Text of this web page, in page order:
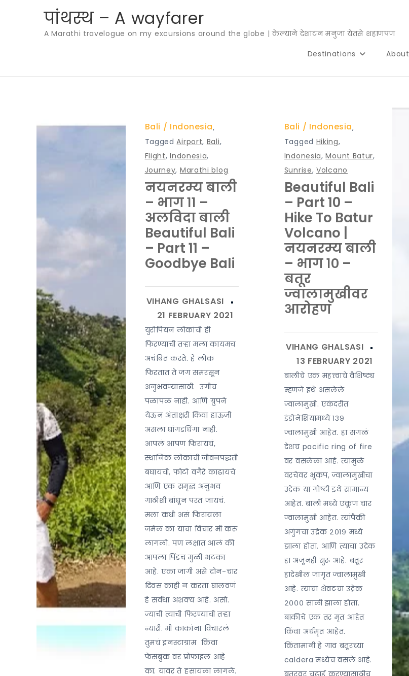
पांथस्थ – A wayfarer
A Marathi travelogue on my excursions around the globe | केल्याने देशाटन मनुजा येतसे शहाणपण
Destinations
About
Bali ,
Indonesia
TaggedAirport, Bali,
Flight,Indonesia,
Journey, Marathi blog
नयनरम्य बाली
– भाग ११ –
अलविदा बाली
Beautiful Bali
– Part 11 –
Goodbye Bali
युरोपियन लोकांची ही
फिरण्याची तऱ्हा मला कायमच
अचंबित करते. हे लोक
फिरतात ते जग समरसून
अनुभवण्यासाठी. उगीच
पळापळ नाही. आणि ग्रुपने
येऊन अंताक्षरी किंवा हाऊजी
असला धांगडधिंगा नाही.
आपलं आपण फिरायचं,
स्थानिक लोकांची जीवनपद्धती
बघायची, फोटो वगैरे काढायचे
आणि एक समृद्ध अनुभव
गाठीशी बांधून परत जायचं.
मला कधी असं फिरायला
जमेल का याचा विचार मी करू
लागलो. पण लक्षात आलं की
आपला पिंडच मुळी भटका
आहे. एका जागी असे दोन-चार
दिवस काही न करता घालवणं
हे सर्वथा अशक्य आहे. असो.
ज्याची त्याची फिरण्याची तऱ्हा
न्यारी. मी काकांना विचारलं
तुमचं इनस्टाग्राम किंवा
फेसबुक वर प्रोफाइल आहे
का. यावर ते हसायला लागले.
Bali ,
Indonesia
Tagged Hiking,
Indonesia,Mount Batur,
Sunrise,Volcano
Beautiful Bali
– Part 10 –
Hike To Batur
Volcano |
नयनरम्य बाली
– भाग १० –
बतूर
ज्वालामुखीवर
आरोहण
बालीचे एक महत्त्वाचे वैशिष्ट्य
म्हणजे इथे असलेले
ज्वालामुखी. एकंदरीत
इंडोनेशियामध्ये १३९
ज्वालामुखी आहेत. हा सगळं
देशच pacific ring of fire
वर वसलेला आहे. त्यामुळे
वरचेवर भूकंप, ज्वालामुखीचा
उद्रेक या गोष्टी इथे सामान्य
आहेत. बाली मध्ये एकूण चार
ज्वालामुखी आहेत. त्यांपैकी
अगुंगचा उद्रेक २०१९ मध्ये
झाला होता. आणि त्याचा उद्रेक
हा अजूनही सुरू आहे. बतूर
हादेखील जागृत ज्वालामुखी
आहे. त्याचा शेवटचा उद्रेक
२००० साली झाला होता.
बाकीचे एक तर मृत आहेत
किंवा अर्धमृत आहेत.
किंतामानी हे गाव बतूरच्या
caldera मध्येच वसले आहे.
बतूरवर चढाई करण्यासाठीच